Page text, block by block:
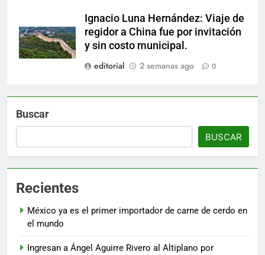
Ignacio Luna Hernández: Viaje de
regidor a China fue por invitación
y sin costo municipal.
editorial
2 semanas ago 0
Buscar
BUSCAR
Recientes
México ya es el primer importador de carne de cerdo en
el mundo
Ingresan a Ángel Aguirre Rivero al Altiplano por